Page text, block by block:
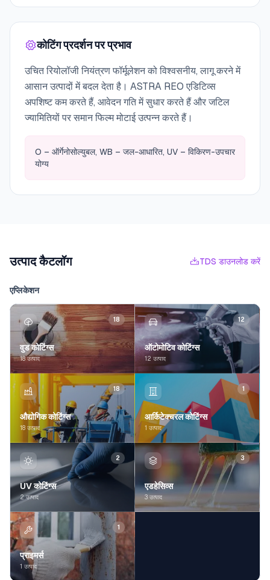
कोटिंग प्रदर्शन पर प्रभाव
उचित रियोलॉजी नियंत्रण फॉर्मूलेशन को विश्वसनीय, लागू करने में
आसान उत्पादों में बदल देता है। ASTRA REO एडिटिव्स
अपशिष्ट कम करते हैं, आवेदन गति में सुधार करते हैं और जटिल
ज्यामितियों पर समान फिल्म मोटाई उत्पन्न करते हैं।
O – ऑर्गेनोसोल्युबल, WB – जल-आधारित, UV – विकिरण-उपचार
योग्य
उत्पाद कैटलॉग TDS डाउनलोड करें
एप्लिकेशन
18
वुड कोटिंग्स
18 उत्पाद
12
ऑटोमोटिव कोटिंग्स
12 उत्पाद
18
औद्योगिक कोटिंग्स
18 उत्पाद
1
आर्किटेक्चरल कोटिंग्स
1 उत्पाद
2
UV कोटिंग्स
2 उत्पाद
3
एडहेसिव्स
3 उत्पाद
1
प्राइमर्स
1 उत्पाद